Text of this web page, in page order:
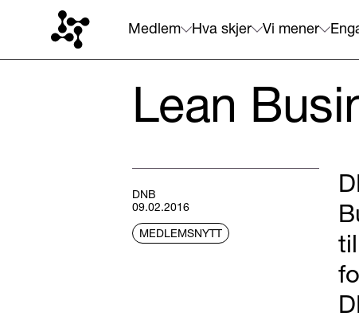
Medlem Hva skjer Vi mener
Lean
DNB
09.02.2016
MEDLEMSNYTT